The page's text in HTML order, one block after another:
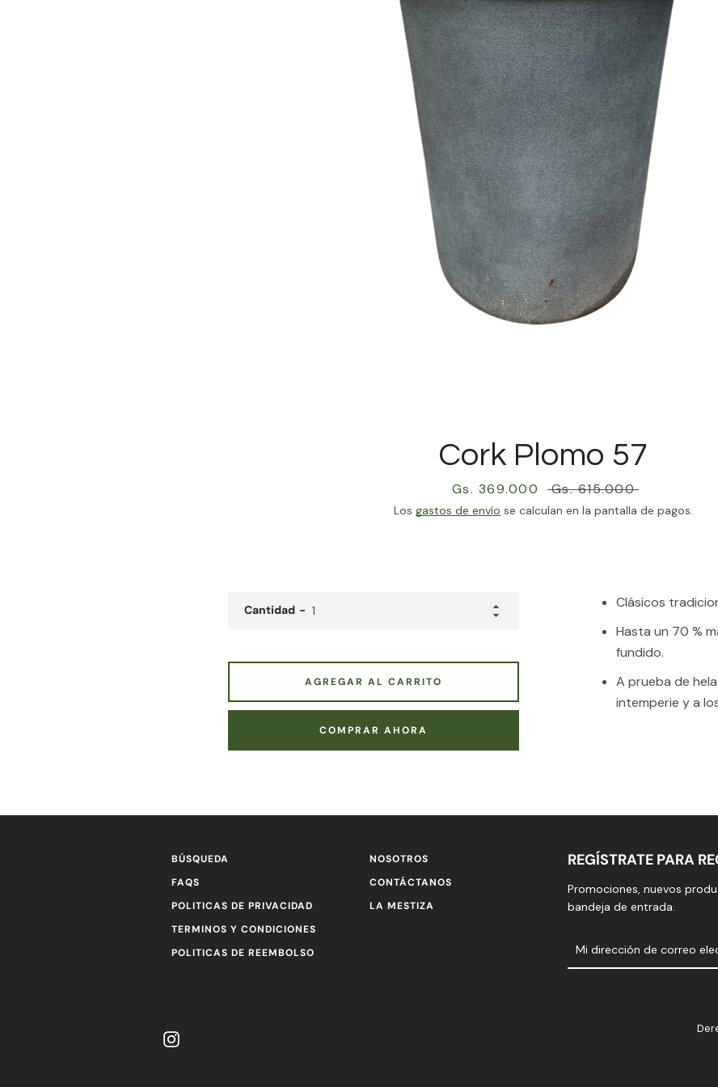
BUSCAR
Cork Plomo 57
Precio
de
Gs. 369.000
Precio
habitual
Gs. 615.000
Los gastos de envío se calculan en la pantalla de pagos.
Clásicos
Hasta un 70 %
fundido.
A prueba de
intemperie y a
Cantidad
AGREGAR AL CARRITO
COMPRAR AHORA
BÚSQUEDA
FAQS
POLITICAS DE PRIVACIDAD
TERMINOS Y CONDICIONES
POLITICAS DE REEMBOLSO
NOSOTROS
CONTÁCTANOS
LA MESTIZA
REGÍSTRATE PARA
Promociones, nuevos
bandeja de entrada.